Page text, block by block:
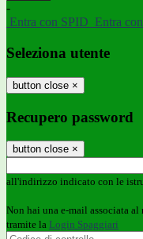
-
Entra con SPID Entra
Seleziona utente
button close ×
Recupero password
button close ×
all'indirizzo indicato con le
Non hai una e-mail associata
tramite la Login Spaggiari